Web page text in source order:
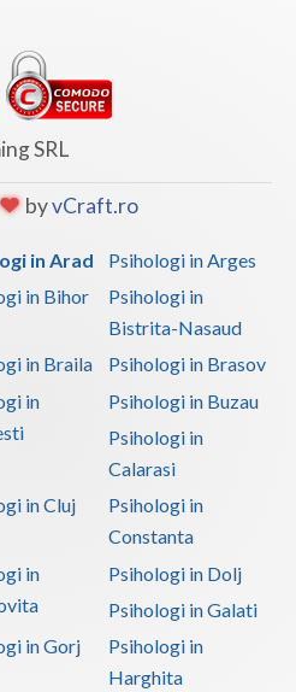
obtinerii cert... (1)
obtinerii pens... (1)
prelungirii co... (1)
tulburarile de invatare (1)
in kleptomanie (1)
in piromanie (1)
in probleme de cuplu
in teama de spatii... (1)
in ticuri (1)
in trichotilomanie (1)
in tulburarea cont... (1)
in tulburarea de s... (1)
in tulburarea dism... (1)
in tulburari ale c... (1)
de comunicare (1)
SRL
byvCraft.ro
in Arad
Psihologi in Arges
in Bihor
Psihologi in
Bistrita-Nasaud
in Braila
Psihologi in Brasov
in
Psihologi in Buzau
Psihologi in
Calarasi
in Cluj
Psihologi in
Constanta
in
Psihologi in Dolj
Psihologi in Galati
in Gorj
Psihologi in
Harghita